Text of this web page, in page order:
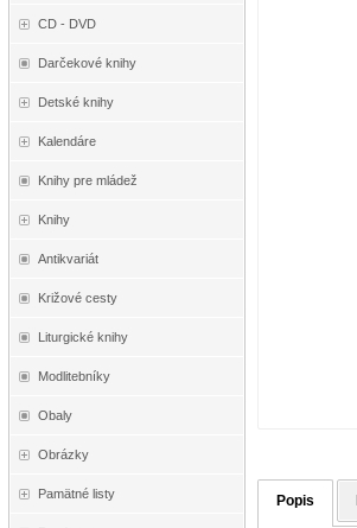
CD - DVD
Darčekové knihy
Detské knihy
Kalendáre
Knihy pre mládež
Knihy
Antikvariát
Križové cesty
Liturgické knihy
Modlitebníky
Obaly
Obrázky
Pamätné listy Popis